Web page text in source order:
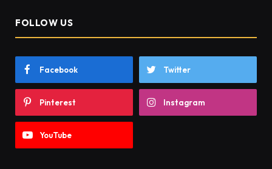
FOLLOW US
Facebook Twitter
Pinterest Instagram
YouTube